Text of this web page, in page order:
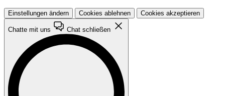
Einstellungen ändern Cookies ablehnen Cookies akzeptieren
Chatte mit uns Chat schließen